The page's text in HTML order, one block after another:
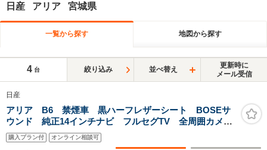
日産 アリア 宮城県
一覧から探す 地図から探す
4 台 絞り込み 並べ替え
更新時に
メール受信
日産
アリア B6 禁煙車 黒ハーフレザーシート BOSEサ
ウンド 純正14インチナビ フルセグTV 全周囲カメ
ラ プロパイロット 衝突軽減ブレーキ LEDヘッドラ
イト オートマチックハイビーム パワーシート
購入プラン付 オンライン相談可